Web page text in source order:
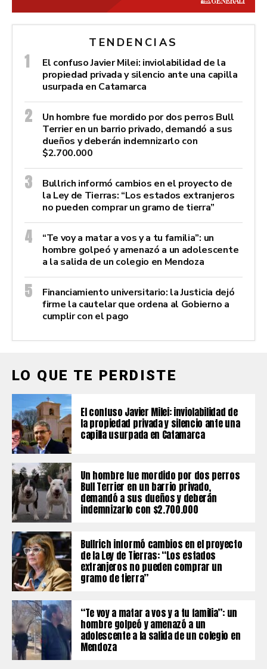
TENDENCIAS
El confuso Javier Milei: inviolabilidad de la
propiedad privada y silencio ante una capilla
usurpada en Catamarca
Un hombre fue mordido por dos perros Bull
Terrier en un barrio privado, demandó a sus
dueños y deberán indemnizarlo con
$2.700.000
Bullrich informó cambios en el proyecto de
la Ley de Tierras: “Los estados extranjeros
no pueden comprar un gramo de tierra”
“Te voy a matar a vos y a tu familia”: un
hombre golpeó y amenazó a un adolescente
a la salida de un colegio en Mendoza
Financiamiento universitario: la Justicia dejó
firme la cautelar que ordena al Gobierno a
cumplir con el pago
LO QUE TE PERDISTE
El confuso Javier Milei: inviolabilidad de
la propiedad privada y silencio ante una
capilla usurpada en Catamarca
Un hombre fue mordido por dos perros
Bull Terrier en un barrio privado,
demandó a sus dueños y deberán
indemnizarlo con $2.700.000
Bullrich informó cambios en el proyecto
de la Ley de Tierras: “Los estados
extranjeros no pueden comprar un
gramo de tierra”
“Te voy a matar a vos y a tu familia”: un
hombre golpeó y amenazó a un
adolescente a la salida de un colegio en
Mendoza